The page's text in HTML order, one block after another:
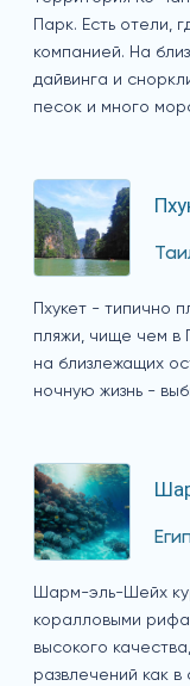
Парк. Есть отели,
компанией. На
дайвинга и
песок и много
Пхукет - типично
пляжи, чище чем в
на близлежащих
ночную жизнь -
Шарм-эль-Шейх
коралловыми
высокого
развлечений как в